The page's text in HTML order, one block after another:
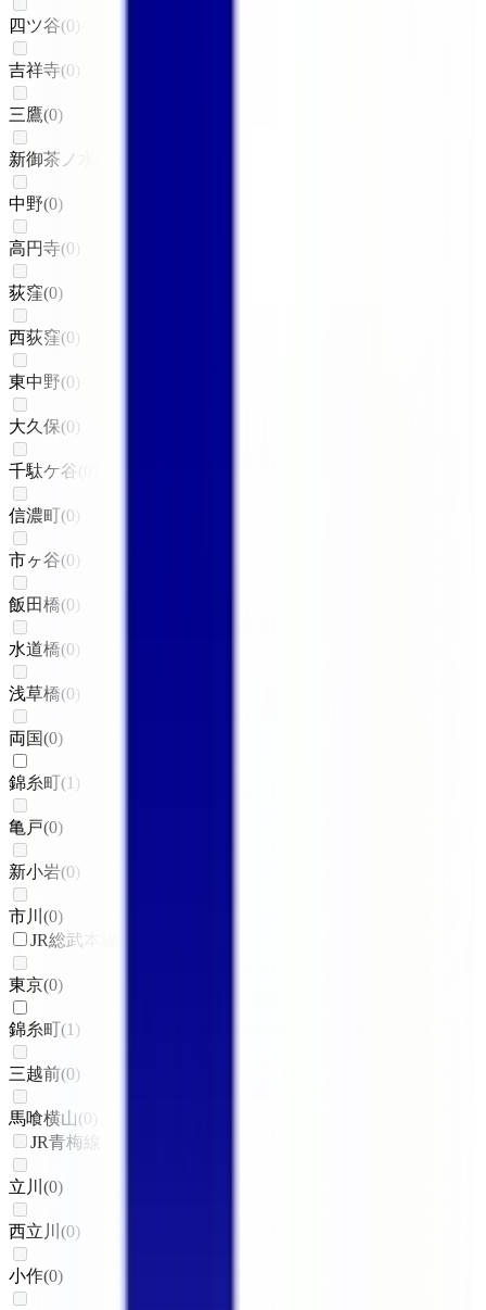
四ツ谷(0
吉祥寺(0
三鷹(0)
新御茶ノ水
中野(0)
高円寺(0
荻窪(0)
西荻窪(0
東中野(0
大久保(0
千駄ケ谷
信濃町(0 )
市ヶ谷(0 )
飯田橋(0 )
水道橋(0 )
浅草橋(0 )
両国(0)
錦糸町(1 )
亀戸(0)
新小岩(0)
市川 (0)
JR総武本線
東京(0)
錦糸町(1 )
三越前(0)
馬喰横山(0
JR青梅線
立川 (0)
西立川 (0)
小作(0)